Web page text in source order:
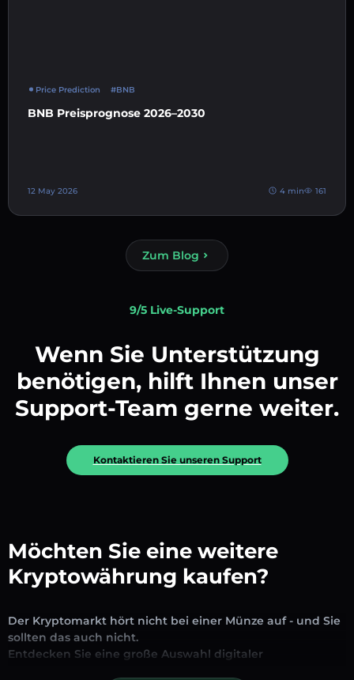
Price Prediction #BNB
BNB Preisprognose 2026–2030
12 May 2026 4 min 161
Zum Blog
9/5 Live-Support
Wenn Sie Unterstützung
benötigen, hilft Ihnen unser
Support-Team gerne weiter.
Kontaktieren Sie unseren Support
Möchten Sie eine weitere
Kryptowährung kaufen?
Der Kryptomarkt hört nicht bei einer Münze auf - und Sie
sollten das auch nicht.
Entdecken Sie eine große Auswahl digitaler